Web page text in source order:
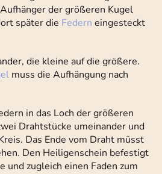
der größeren Kugel
später die Federn eingesteckt
die kleine auf die größere.
muss die Aufhängung nach
in das Loch der größeren
Drahtstücke umeinander und
Das Ende vom Draht müsst
Den Heiligenschein befestigt
und zugleich einen Faden zum